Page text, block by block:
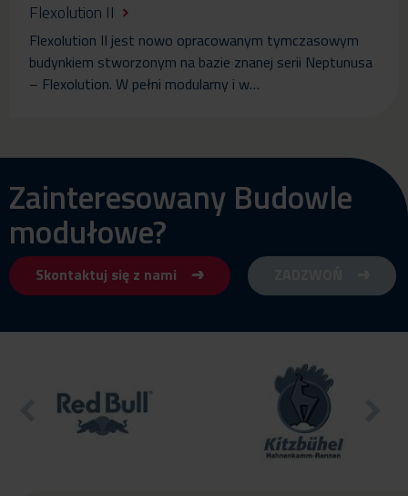
Flexolution II
Flexolution II jest nowo opracowanym tymczasowym
budynkiem stworzonym na bazie znanej serii Neptunusa
– Flexolution. W pełni modularny i w…
Zainteresowany Budowle
modułowe?
Skontaktuj się z nami